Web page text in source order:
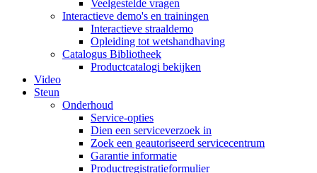
Veelgestelde vragen
Interactieve demo's en trainingen
Interactieve straaldemo
Opleiding tot wetshandhaving
Catalogus Bibliotheek
Productcatalogi bekijken
Video
Steun
Onderhoud
Service-opties
Dien een serviceverzoek in
Zoek een geautoriseerd servicecentrum
Garantie informatie
Productregistratieformulier